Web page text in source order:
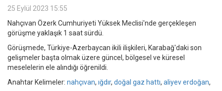
25 Eylül 2023 15:55
Nahçıvan Özerk Cumhuriyeti Yüksek Meclisi'nde gerçekleşen
görüşme yaklaşık 1 saat sürdü.
Görüşmede, Türkiye-Azerbaycan ikili ilişkileri, Karabağ'daki son
gelişmeler başta olmak üzere güncel, bölgesel ve küresel
meselelerin ele alındığı öğrenildi.
Anahtar Kelimeler: nahçıvan, ığdır, doğal gaz hattı, aliyev erdoğan,